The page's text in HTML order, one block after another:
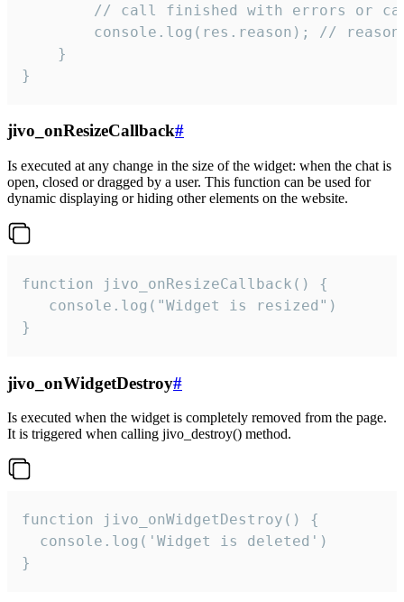
// call finished with errors or
console.log(res.reason); //
    }
}
jivo_onResizeCallback#
Is executed at any change in the size of the widget: when the chat is
open, closed or dragged by a user. This function can be used for
dynamic displaying or hiding other elements on the website.
function jivo_onResizeCallback() {
   console.log("Widget is resized")
}
jivo_onWidgetDestroy#
Is executed when the widget is completely removed from the page.
It is triggered when calling jivo_destroy() method.
function jivo_onWidgetDestroy() {
  console.log('Widget is deleted')
}